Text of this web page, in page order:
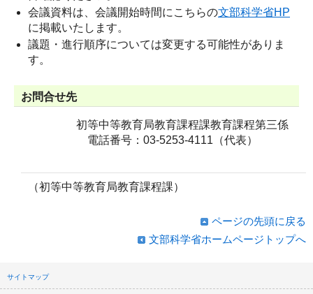
会議資料は、会議開始時間にこちらの文部科学省HP
に掲載いたします。
議題・進行順序については変更する可能性がありま
す。
お問合せ先
初等中等教育局教育課程課教育課程第三係
電話番号：03-5253-4111（代表）
（初等中等教育局教育課程課）
ページの先頭に戻る
文部科学省ホームページトップへ
サイトマップ